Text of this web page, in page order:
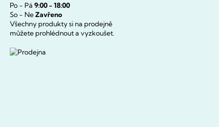
Po - Pá 9:00 - 18:00
So - NeZavřeno
Všechny produkty si na prodejně
můžete prohlédnout a vyzkoušet.